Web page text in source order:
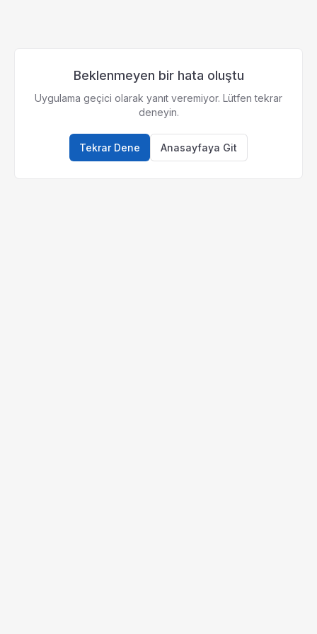
Beklenmeyen bir hata oluştu
Uygulama geçici olarak yanıt veremiyor. Lütfen tekrar
deneyin.
Tekrar Dene Anasayfaya Git